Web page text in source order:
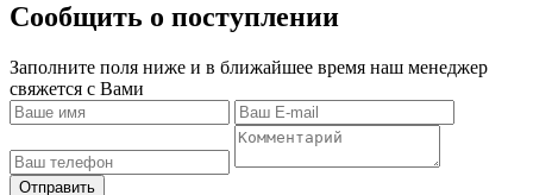
Сообщить о поступлении
Заполните поля ниже и в ближайшее время наш менеджер
свяжется с Вами